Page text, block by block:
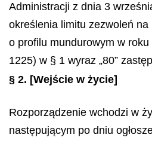
Administracji z dnia 3
określenia limitu zezwoleń na
o profilu mundurowym w
1225) w § 1 wyraz „80”
§ 2. [Wejście w życie]
Rozporządzenie wchodzi w
następującym po dniu